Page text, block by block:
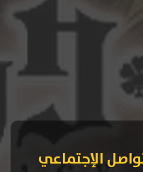
الإجتماعي